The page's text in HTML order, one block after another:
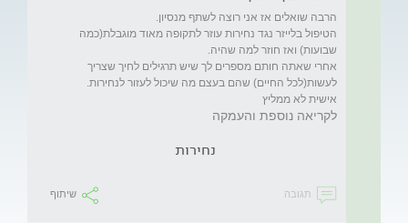
הטיפול בלייזר נגד נחירות עוזר לתקופה מאוד מוגבלת(כמה
אחרי שאתה חותם מספרים לך שיש תרגילים לחיך שצריך
אישית לא ממליץ
לקריאה נוספת והעמקה
נחירות
תגובה שיתוף